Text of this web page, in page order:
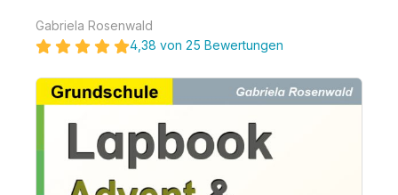
Gabriela Rosenwald
4,38 von 25 Bewertungen
Bildergalerie überspringen